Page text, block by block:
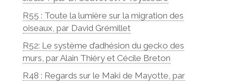
R55 : Toute la lumière sur la migration des
oiseaux, par David Grémillet
R52: Le système d’adhésion du gecko des
murs, par Alain Thiéry et Cécile Breton
R48 : Regards sur le Maki de Mayotte, par